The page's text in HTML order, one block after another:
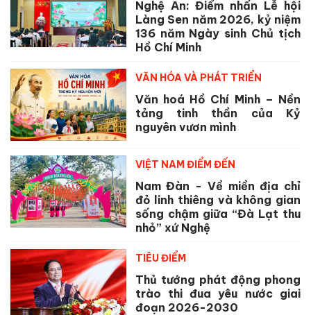
Nghệ An: Điểm nhấn Lễ hội
Làng Sen năm 2026, kỷ niệm
136 năm Ngày sinh Chủ tịch
Hồ Chí Minh
VĂN HÓA VÀ PHÁT TRIỂN
Văn hoá Hồ Chí Minh – Nền
tảng tinh thần của Kỷ
nguyên vươn mình
VIỆT NAM ĐIỂM ĐẾN
Nam Đàn - Về miền địa chỉ
đỏ linh thiêng và không gian
sống chậm giữa “Đà Lạt thu
nhỏ” xứ Nghệ
TIÊU ĐIỂM
Thủ tướng phát động phong
trào thi đua yêu nước giai
đoạn 2026-2030